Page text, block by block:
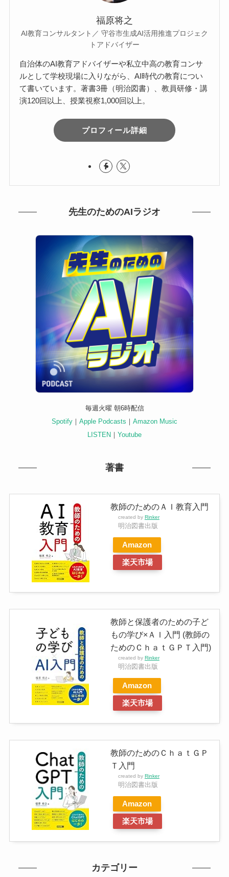
福原将之
AI教育コンサルタント／ 守谷市生成AI活用推進プロジェク
トアドバイザー
自治体のAI教育アドバイザーや私立中高の教育コンサ
ルとして学校現場に入りながら、AI時代の教育につい
て書いています。著書3冊（明治図書）、教員研修・講
演120回以上、授業視察1,000回以上。
プロフィール詳細
先生のためのAIラジオ
毎週火曜 朝6時配信
Spotify ｜ Apple Podcasts ｜ Amazon Music
LISTEN ｜ Youtube
著書
教師のためのＡＩ教育入門
created by Rinker
明治図書出版
Amazon
楽天市場
教師と保護者のための子ど
もの学び×ＡＩ入門 (教師の
ためのＣｈａｔＧＰＴ入門)
created by Rinker
明治図書出版
Amazon
楽天市場
教師のためのＣｈａｔＧＰ
Ｔ入門
created by Rinker
明治図書出版
Amazon
楽天市場
カテゴリー